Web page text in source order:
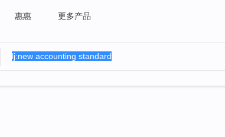
惠惠 更多产品